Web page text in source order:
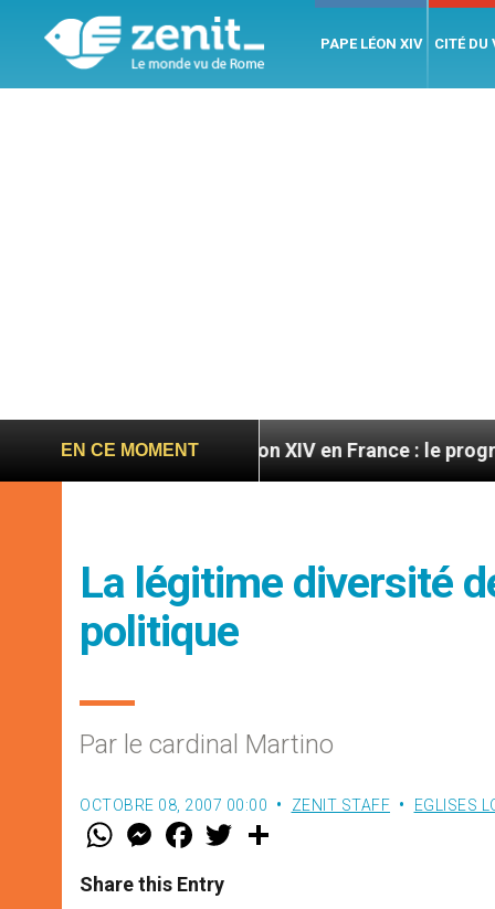
PAPE LÉON XIV CITÉ DU
EN CE MOMENT
Léon XIV en France : le programme
La légitime diversité
politique
Par le cardinal Martino
OCTOBRE 08, 2007 00:00 ZENIT STAFF EGLISES
W
t
s
M
e
s
e
F
a
e
b
w
Share this Entry